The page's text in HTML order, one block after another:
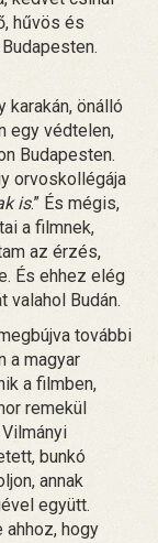
hűvös és
karakán, önálló
egy védtelen,
Budapesten.
orvoskollégája
is.” És mégis,
a filmnek,
az érzés,
És ehhez elég
valahol Budán.
további
a magyar
a filmben,
remekül
bunkó
annak
együtt.
ahhoz, hogy